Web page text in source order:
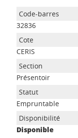
32836
CERIS
Présentoir
Empruntable
Disponible